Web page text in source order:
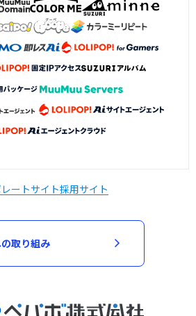
ートサイト採用サイト
取り組み